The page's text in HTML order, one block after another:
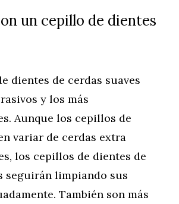
un cepillo de dientes
dientes de cerdas suaves
y los más
Aunque los cepillos de
variar de cerdas extra
los cepillos de dientes de
seguirán limpiando sus
También son más